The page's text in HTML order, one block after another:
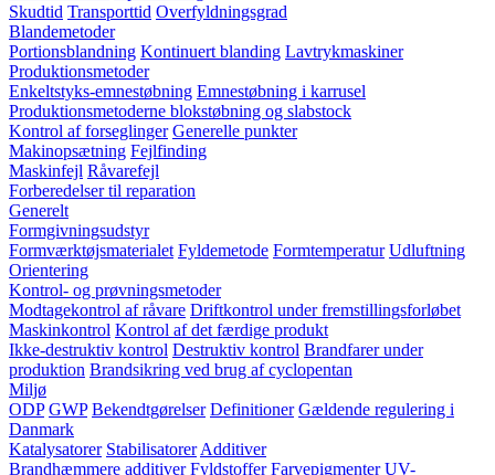
Skudtid Transporttid Overfyldningsgrad
Blandemetoder
Portionsblandning Kontinuert blanding Lavtrykmaskiner
Produktionsmetoder
Enkeltstyks-emnestøbning Emnestøbning i karrusel
Produktionsmetoderne blokstøbning og slabstock
Kontrol af forseglinger Generelle punkter
Makinopsætning Fejlfinding
Maskinfejl Råvarefejl
Forberedelser til reparation
Generelt
Formgivningsudstyr
Formværktøjsmaterialet Fyldemetode Formtemperatur Udluftning
Orientering
Kontrol- og prøvningsmetoder
Modtagekontrol af råvare Driftkontrol under fremstillingsforløbet
Maskinkontrol Kontrol af det færdige produkt
Ikke-destruktiv kontrol Destruktiv kontrol Brandfarer under
produktion Brandsikring ved brug af cyclopentan
Miljø
ODP GWP Bekendtgørelser Definitioner Gældende regulering i
Danmark
Katalysatorer Stabilisatorer Additiver
Brandhæmmere additiver Fyldstoffer Farvepigmenter UV-